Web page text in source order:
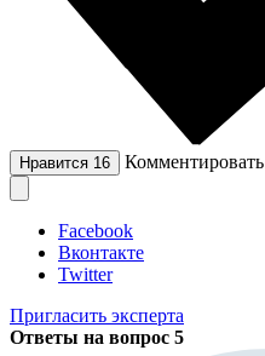
Нравится 16 Комментировать
Facebook
Вконтакте
Twitter
Пригласить эксперта
Ответы на вопрос 5